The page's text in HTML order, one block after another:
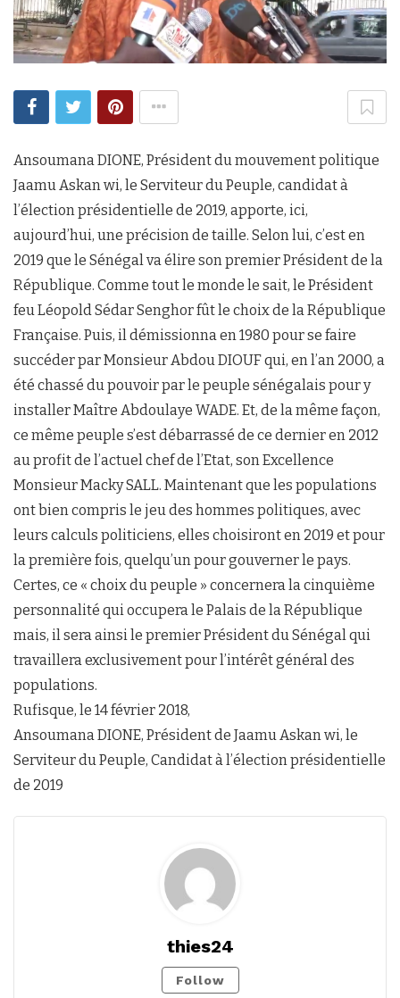
Ansoumana DIONE, Président du mouvement politique
Jaamu Askan wi, le Serviteur du Peuple, candidat à
l’élection présidentielle de 2019, apporte, ici,
aujourd’hui, une précision de taille. Selon lui, c’est en
2019 que le Sénégal va élire son premier Président de la
République. Comme tout le monde le sait, le Président
feu Léopold Sédar Senghor fût le choix de la République
Française. Puis, il démissionna en 1980 pour se faire
succéder par Monsieur Abdou DIOUF qui, en l’an 2000, a
été chassé du pouvoir par le peuple sénégalais pour y
installer Maître Abdoulaye WADE. Et, de la même façon,
ce même peuple s’est débarrassé de ce dernier en 2012
au profit de l’actuel chef de l’Etat, son Excellence
Monsieur Macky SALL. Maintenant que les populations
ont bien compris le jeu des hommes politiques, avec
leurs calculs politiciens, elles choisiront en 2019 et pour
la première fois, quelqu’un pour gouverner le pays.
Certes, ce « choix du peuple » concernera la cinquième
personnalité qui occupera le Palais de la République
mais, il sera ainsi le premier Président du Sénégal qui
travaillera exclusivement pour l’intérêt général des
populations.
Rufisque, le 14 février 2018,
Ansoumana DIONE, Président de Jaamu Askan wi, le
Serviteur du Peuple, Candidat à l’élection présidentielle
de 2019
thies24
Follow